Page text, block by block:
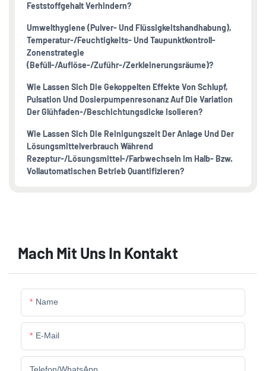
Feststoffgehalt Verhindern?
Umwelthygiene (Pulver- Und Flüssigkeitshandhabung),
Temperatur-/Feuchtigkeits- Und Taupunktkontroll-
Zonenstrategie
(Befüll-/Auflöse-/Zuführ-/Zerkleinerungsräume)?
Wie Lassen Sich Die Gekoppelten Effekte Von Schlupf,
Pulsation Und Dosierpumpenresonanz Auf Die Variation
Der Glühfaden-/Beschichtungsdicke Isolieren?
Wie Lassen Sich Die Reinigungszeit Der Anlage Und Der
Lösungsmittelverbrauch Während
Rezeptur-/Lösungsmittel-/Farbwechseln Im Halb- Bzw.
Vollautomatischen Betrieb Quantifizieren?
Mach Mit Uns In Kontakt
Name
E-Mail